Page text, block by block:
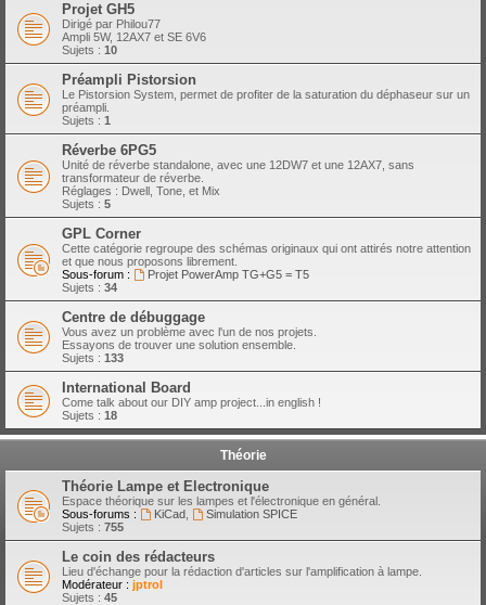
Projet GH5
Dirigé par Philou77
Ampli 5W, 12AX7 et SE 6V6
Sujets : 10
Préampli Pistorsion
Le Pistorsion System, permet de profiter de la saturation du déphaseur sur un
préampli.
Sujets : 1
Réverbe 6PG5
Unité de réverbe standalone, avec une 12DW7 et une 12AX7, sans
transformateur de réverbe.
Réglages : Dwell, Tone, et Mix
Sujets : 5
GPL Corner
Cette catégorie regroupe des schémas originaux qui ont attirés notre attention
et que nous proposons librement.
Sous-forum :
Projet PowerAmp TG+G5 = T5
Sujets : 34
Centre de débuggage
Vous avez un problème avec l'un de nos projets.
Essayons de trouver une solution ensemble.
Sujets : 133
International Board
Come talk about our DIY amp project...in english !
Sujets : 18
Théorie
Théorie Lampe et Electronique
Espace théorique sur les lampes et l'électronique en général.
Sous-forums :
KiCad,
Simulation SPICE
Sujets : 755
Le coin des rédacteurs
Lieu d'échange pour la rédaction d'articles sur l'amplification à lampe.
Modérateur : jptrol
Sujets : 45